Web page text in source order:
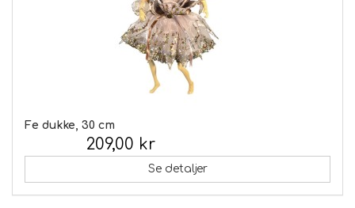
Fe dukke, 30 cm
209,00 kr
Se detaljer